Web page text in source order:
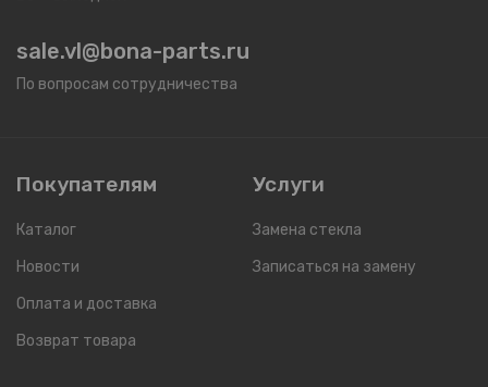
sale.vl@bona-parts.ru
По вопросам сотрудничества
Покупателям
Каталог
Новости
Оплата и доставка
Возврат товара
Услуги
Замена стекла
Записаться на замену